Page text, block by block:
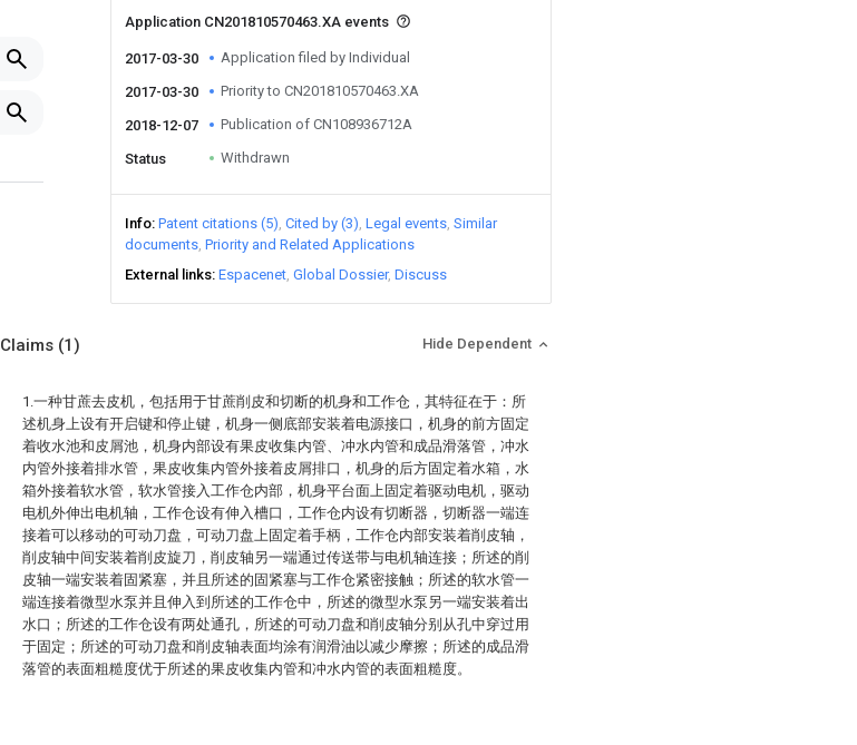
Application CN201810570463.XA events
2017-03-30 Application filed by Individual
2017-03-30 Priority to CN201810570463.XA
2018-12-07 Publication of CN108936712A
Status Withdrawn
Info Patent citations (5) Cited by (3) Legal events Similar
documents Priority and Related Applications
External links Espacenet Global Dossier Discuss
Claims (1) Hide Dependent
1.一种甘蔗去皮机，包括用于甘蔗削皮和切断的机身和工作仓，其特征在于：所
述机身上设有开启键和停止键，机身一侧底部安装着电源接口，机身的前方固定
着收水池和皮屑池，机身内部设有果皮收集内管、冲水内管和成品滑落管，冲水
内管外接着排水管，果皮收集内管外接着皮屑排口，机身的后方固定着水箱，水
箱外接着软水管，软水管接入工作仓内部，机身平台面上固定着驱动电机，驱动
电机外伸出电机轴，工作仓设有伸入槽口，工作仓内设有切断器，切断器一端连
接着可以移动的可动刀盘，可动刀盘上固定着手柄，工作仓内部安装着削皮轴，
削皮轴中间安装着削皮旋刀，削皮轴另一端通过传送带与电机轴连接；所述的削
皮轴一端安装着固紧塞，并且所述的固紧塞与工作仓紧密接触；所述的软水管一
端连接着微型水泵并且伸入到所述的工作仓中，所述的微型水泵另一端安装着出
水口；所述的工作仓设有两处通孔，所述的可动刀盘和削皮轴分别从孔中穿过用
于固定；所述的可动刀盘和削皮轴表面均涂有润滑油以减少摩擦；所述的成品滑
落管的表面粗糙度优于所述的果皮收集内管和冲水内管的表面粗糙度。